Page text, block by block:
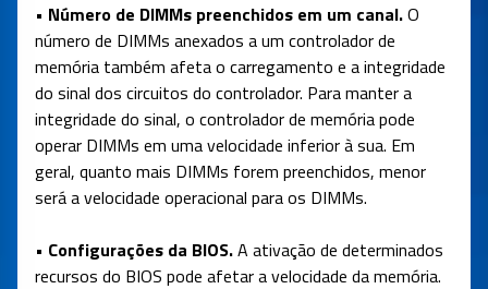
• Número de DIMMs preenchidos em um canal.O
número de DIMMs anexados a um controlador de
memória também afeta o carregamento e a integridade
do sinal dos circuitos do controlador. Para manter a
integridade do sinal, o controlador de memória pode
operar DIMMs em uma velocidade inferior à sua. Em
geral, quanto mais DIMMs forem preenchidos, menor
será a velocidade operacional para os DIMMs.
• Configurações da BIOS.A ativação de determinados
recursos do BIOS pode afetar a velocidade da memória.